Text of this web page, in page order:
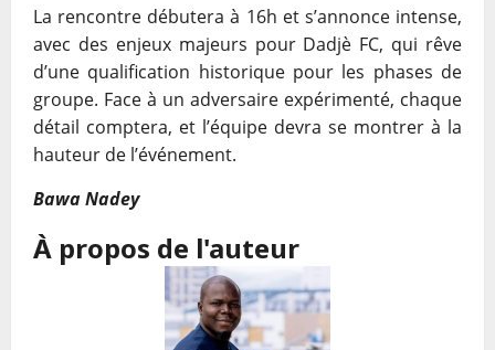
La rencontre débutera à 16h et s’annonce intense,
avec des enjeux majeurs pour Dadjè FC, qui rêve
d’une qualification historique pour les phases de
groupe. Face à un adversaire expérimenté, chaque
détail comptera, et l’équipe devra se montrer à la
hauteur de l’événement.
Bawa Nadey
À propos de l'auteur